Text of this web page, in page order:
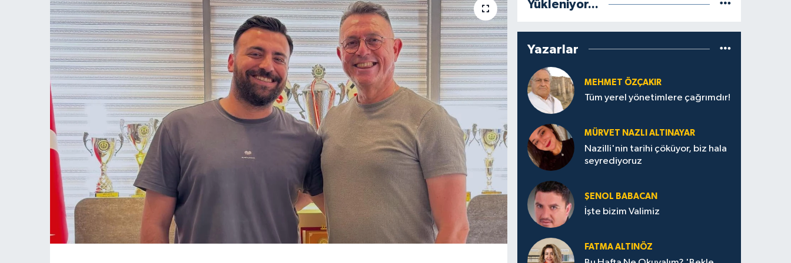
Yükleniyor...
Yazarlar
MEHMET ÖZÇAKIR
Tüm yerel yönetimlere çağrımdır!
MÜRVET NAZLI ALTINAYAR
Nazilli'nin tarihi çöküyor, biz hala
seyrediyoruz
ŞENOL BABACAN
İşte bizim Valimiz
FATMA ALTINÖZ